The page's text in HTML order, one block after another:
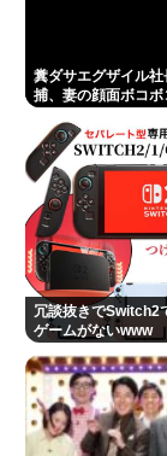
糞ダサエグザイル
捕、妻の顔面ボコ
冗談抜きでSwitch2
ゲームがないwww